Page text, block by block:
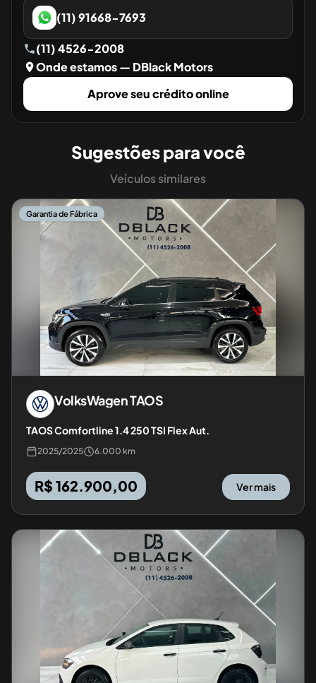
(11) 91668-7693
(11) 4526-2008
Onde estamos— DBlack Motors
Aprove seu crédito online
Sugestões para você
Veículos similares
Garantia de Fábrica
VolksWagenTAOS
TAOS Comfortline 1.4 250 TSI Flex Aut.
2025/2025 6.000 km
R$ 162.900,00 Ver mais